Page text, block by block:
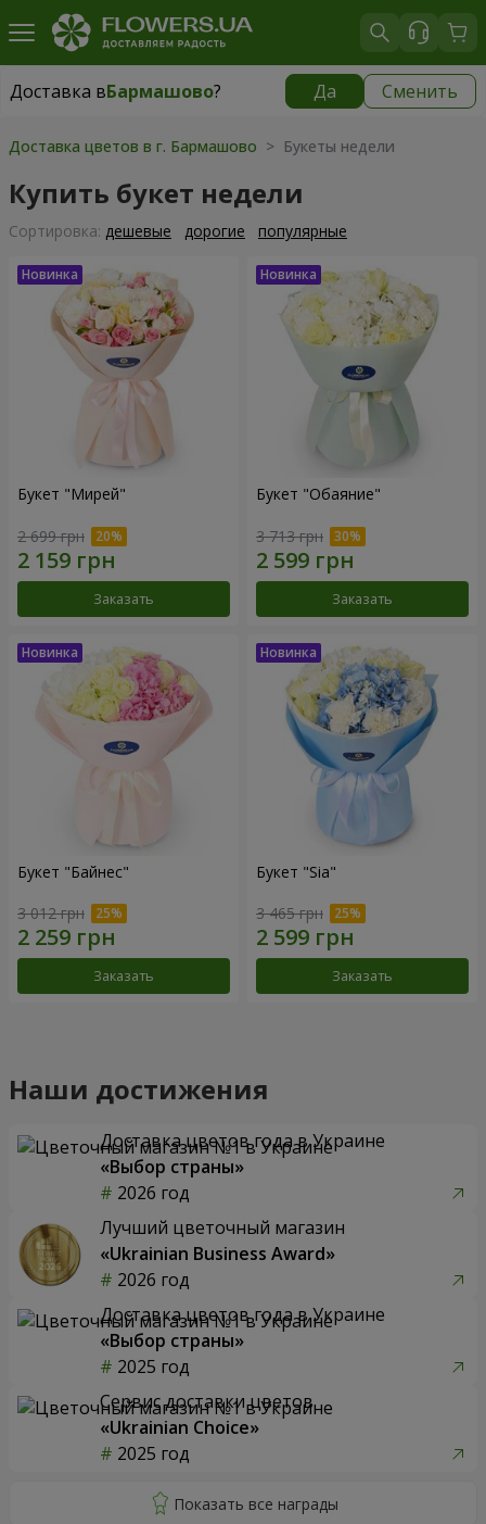
Доставка вБармашово? Да Сменить
Доставка вБармашово|
Доставка цветов в г. Бармашово > Букеты недели
Купить букет недели
Cортировка: дешевые дорогие популярные
Букет "Мирей"
2 699 грн
Заказать
Букет "Обаяние"
3 713 грн
Заказать
Букет "Байнес"
3 012 грн
Заказать
Букет "Sia"
3 465 грн
Заказать
Наши достижения
Доставка цветов года в Украине
«Выбор страны»
2026 год
Лучший цветочный магазин
«Ukrainian Business Award»
2026 год
Доставка цветов года в Украине
«Выбор страны»
2025 год
Сервис доставки цветов
«Ukrainian Choice»
2025 год